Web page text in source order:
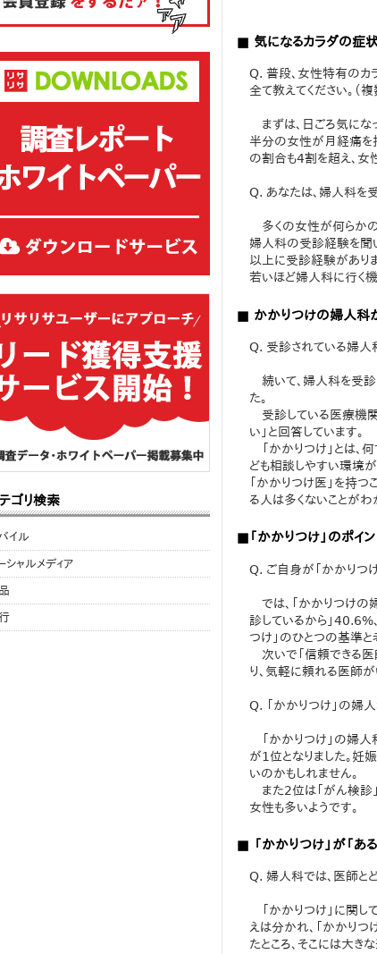
■ 気になるカラダの症
Q. 普段、女性特有のカ
全て教えてください。（
まずは、日ごろ気にな
半分の女性が月経痛を
の割合も4割を超え、女
Q. あなたは、婦人科を
多くの女性が何らかの
婦人科の受診経験を聞
以上に受診経験があり
若いほど婦人科に行く
■ かかりつけの婦人科が
Q. 受診されている婦人
続いて、婦人科を受診
た。
受診している医療機関
い」と回答しています。
「かかりつけ」とは、
ども相談しやすい環境
「かかりつけ医」を持
る人は多くないことがわ
■「かかりつけ」のポイン
Q. ご自身が「かかりつ
では、「かかりつけの
診しているから」40.6%
つけ」のひとつの基準と
次いで「信頼できる医
り、気軽に頼れる医師が
Q. 「かかりつけ」の婦
「かかりつけ」の婦人
が1位となりました。妊
いのかもしれません。
また2位は「がん検診
女性も多いようです。
■ 「かかりつけ」が「あ
Q. 婦人科では、医師とど
「かかりつけ」に関し
えは分かれ、「かかりつ
たところ、そこには大き
ゴリ検索
イル
シャルメディア